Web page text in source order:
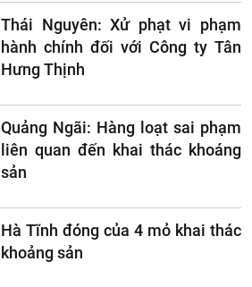
Thái Nguyên: Xử phạt vi phạm
hành chính đối với Công ty Tân
Hưng Thịnh
Quảng Ngãi: Hàng loạt sai phạm
liên quan đến khai thác khoáng
sản
Hà Tĩnh đóng của 4 mỏ khai thác
khoảng sản